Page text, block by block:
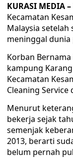
KURASI MEDIA –
Kecamatan
Malaysia
meninggal dunia
Korban
kampung Karang
Kecamatan
Cleaning Service
Menurut
bekerja sejak
semenjak
2013, berarti
belum pernah